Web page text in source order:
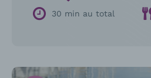
30 min au total